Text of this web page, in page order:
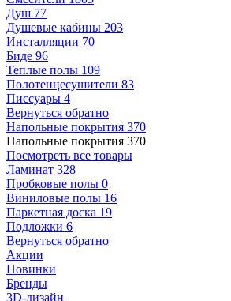
Душ 77
Душевые кабины 203
Инсталляции 70
Биде 96
Теплые полы 109
Полотенцесушители 83
Писсуары 4
Вернуться обратно
Напольные покрытия 370
Напольные покрытия 370
Посмотреть все товары
Ламинат 328
Пробковые полы 0
Виниловые полы 16
Паркетная доска 19
Подложки 6
Вернуться обратно
Акции
Новинки
Бренды
3D-дизайн